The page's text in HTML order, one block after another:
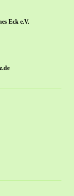
Eck e.V.